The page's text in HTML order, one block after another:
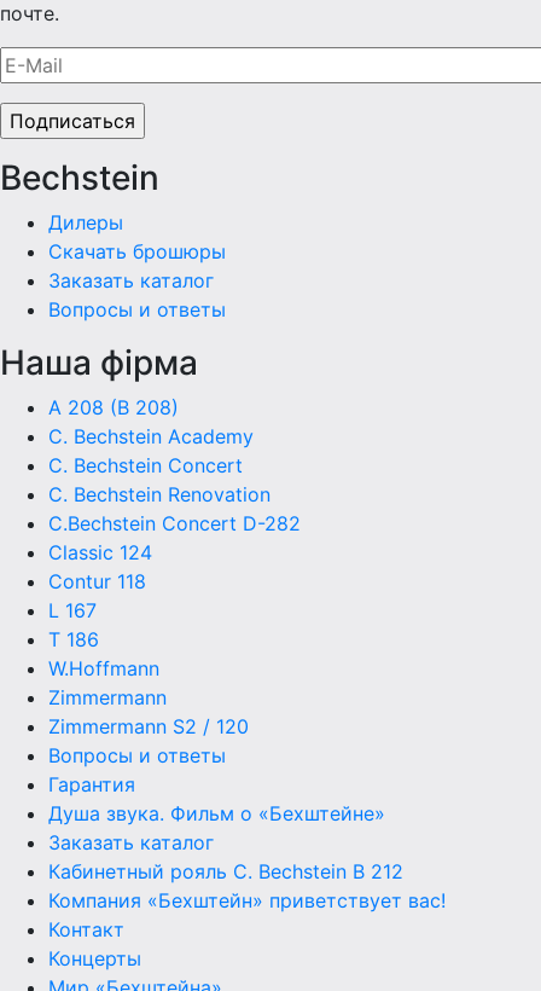
почте.
Bechstein
Дилеры
Скачать брошюры
Заказать каталог
Вопросы и ответы
Наша фiрма
A 208 (B 208)
C. Bechstein Academy
C. Bechstein Concert
C. Bechstein Renovation
C.Bechstein Concert D-282
Classic 124
Contur 118
L 167
T 186
W.Hoffmann
Zimmermann
Zimmermann S2 / 120
Вопросы и ответы
Гарантия
Душа звука. Фильм о «Бехштейне»
Заказать каталог
Кабинетный рояль C. Bechstein B 212
Компания «Бехштейн» приветствует вас!
Контакт
Концерты